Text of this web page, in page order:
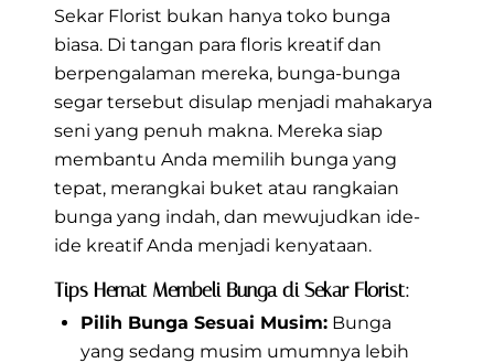
Sekar Florist bukan hanya toko bunga
biasa. Di tangan para floris kreatif dan
berpengalaman mereka, bunga-bunga
segar tersebut disulap menjadi mahakarya
seni yang penuh makna. Mereka siap
membantu Anda memilih bunga yang
tepat, merangkai buket atau rangkaian
bunga yang indah, dan mewujudkan ide-
ide kreatif Anda menjadi kenyataan.
Tips Hemat Membeli Bunga di Sekar Florist:
Pilih Bunga Sesuai Musim: Bunga
yang sedang musim umumnya lebih